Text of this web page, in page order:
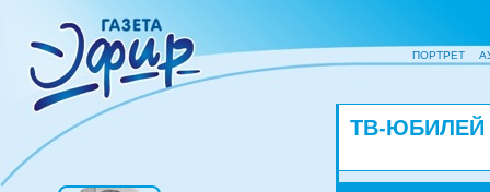
ПОРТРЕТ
ТВ-ЮБИЛЕЙ